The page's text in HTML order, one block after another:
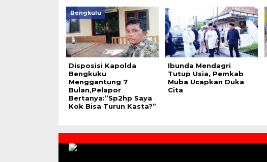
Bengkulu
Disposisi Kapolda
Bengkuku
Menggantung 7
Bulan,Pelapor
Bertanya:”Sp2hp Saya
Kok Bisa Turun Kasta?”
Ibunda Mendagri
Tutup Usia, Pemkab
Muba Ucapkan Duka
Cita